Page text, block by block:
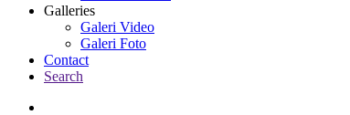
Galleries
Galeri Video
Galeri Foto
Contact
Search